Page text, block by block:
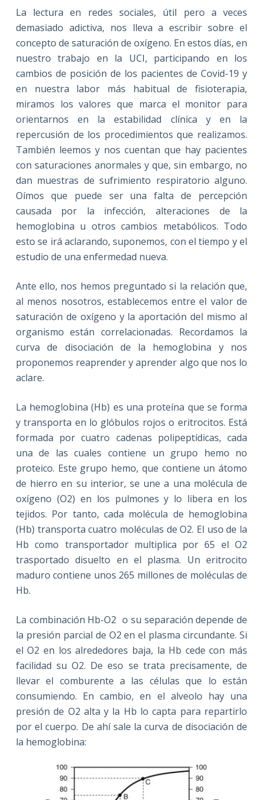
La lectura en redes sociales, útil pero a veces
demasiado adictiva, nos lleva a escribir sobre el
concepto de saturación de oxígeno. En estos días, en
nuestro trabajo en la UCI, participando en los
cambios de posición de los pacientes de Covid-19 y
en nuestra labor más habitual de fisioterapia,
miramos los valores que marca el monitor para
orientarnos en la estabilidad clínica y en la
repercusión de los procedimientos que realizamos.
También leemos y nos cuentan que hay pacientes
con saturaciones anormales y que, sin embargo, no
dan muestras de sufrimiento respiratorio alguno.
Oímos que puede ser una falta de percepción
causada por la infección, alteraciones de la
hemoglobina u otros cambios metabólicos. Todo
esto se irá aclarando, suponemos, con el tiempo y el
estudio de una enfermedad nueva.
Ante ello, nos hemos preguntado si la relación que,
al menos nosotros, establecemos entre el valor de
saturación de oxígeno y la aportación del mismo al
organismo están correlacionadas. Recordamos la
curva de disociación de la hemoglobina y nos
proponemos reaprender y aprender algo que nos lo
aclare.
La hemoglobina (Hb) es una proteína que se forma
y transporta en lo glóbulos rojos o eritrocitos. Está
formada por cuatro cadenas polipeptídicas, cada
una de las cuales contiene un grupo hemo no
proteico. Este grupo hemo, que contiene un átomo
de hierro en su interior, se une a una molécula de
oxígeno (O2) en los pulmones y lo libera en los
tejidos. Por tanto, cada molécula de hemoglobina
(Hb) transporta cuatro moléculas de O2. El uso de la
Hb como transportador multiplica por 65 el O2
trasportado disuelto en el plasma. Un eritrocito
maduro contiene unos 265 millones de moléculas de
Hb.
La combinación Hb-O2 o su separación depende de
la presión parcial de O2 en el plasma circundante. Si
el O2 en los alrededores baja, la Hb cede con más
facilidad su O2. De eso se trata precisamente, de
llevar el comburente a las células que lo están
consumiendo. En cambio, en el alveolo hay una
presión de O2 alta y la Hb lo capta para repartirlo
por el cuerpo. De ahí sale la curva de disociación de
la hemoglobina: